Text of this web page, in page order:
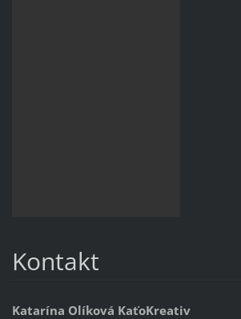
Kontakt
Katarína Olíková KaťoKreativ